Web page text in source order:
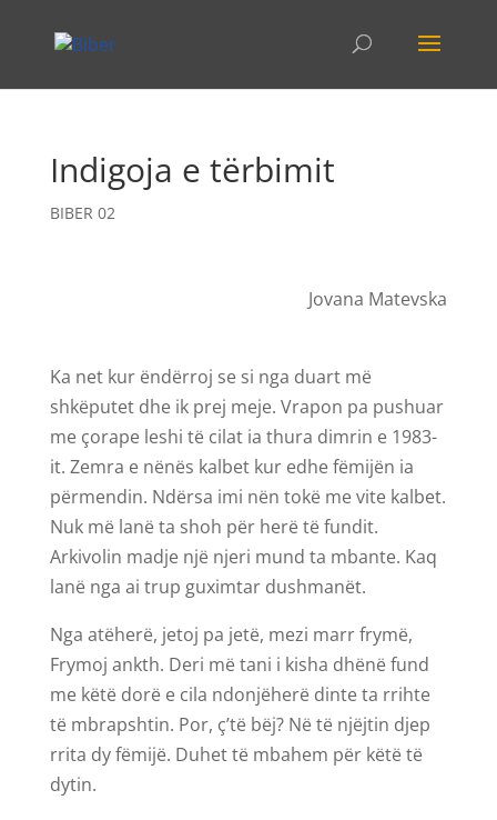
Indigoja e tërbimit
BIBER 02
Jovana Matevska
Ka net kur ëndërroj se si nga duart më
shkëputet dhe ik prej meje. Vrapon pa pushuar
me çorape leshi të cilat ia thura dimrin e 1983-
it. Zemra e nënës kalbet kur edhe fëmijën ia
përmendin. Ndërsa imi nën tokë me vite kalbet.
Nuk më lanë ta shoh për herë të fundit.
Arkivolin madje një njeri mund ta mbante. Kaq
lanë nga ai trup guximtar dushmanët.
Nga atëherë, jetoj pa jetë, mezi marr frymë,
Frymoj ankth. Deri më tani i kisha dhënë fund
me këtë dorë e cila ndonjëherë dinte ta rrihte
të mbrapshtin. Por, ç’të bëj? Në të njëjtin djep
rrita dy fëmijë. Duhet të mbahem për këtë të
dytin.